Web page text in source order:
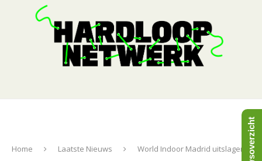
Home Laatste Nieuws World Indoor Madrid uitslagen